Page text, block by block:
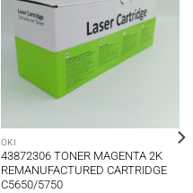
OKI
43872306 TONER MAGENTA 2K
REMANUFACTURED CARTRIDGE
C5650/5750